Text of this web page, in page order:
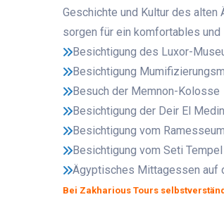
Geschichte und Kultur des
sorgen für ein komfortables
Besichtigung des Luxor-
Besichtigung
Besuch der Memnon-Kolosse
Besichtigung der Deir El
Besichtigung vom
Besichtigung vom Seti
Ägyptisches Mittagessen auf
Bei Zakharious Tours